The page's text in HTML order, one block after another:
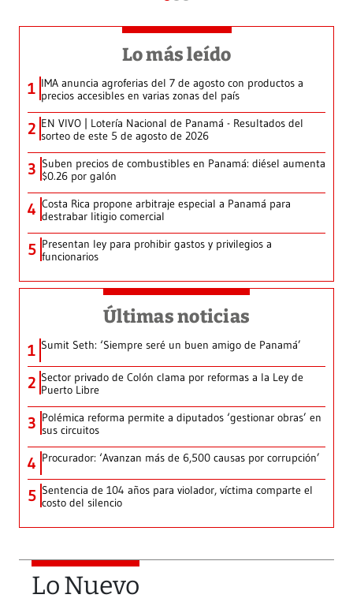
Lo más leído
1 IMA anuncia agroferias del 7 de agosto con productos a
precios accesibles en varias zonas del país
2 EN VIVO | Lotería Nacional de Panamá - Resultados del
sorteo de este 5 de agosto de 2026
3 Suben precios de combustibles en Panamá: diésel aumenta
$0.26 por galón
4 Costa Rica propone arbitraje especial a Panamá para
destrabar litigio comercial
5 Presentan ley para prohibir gastos y privilegios a
funcionarios
Últimas noticias
1 Sumit Seth: ‘Siempre seré un buen amigo de Panamá’
2 Sector privado de Colón clama por reformas a la Ley de
Puerto Libre
3 Polémica reforma permite a diputados ‘gestionar obras’ en
sus circuitos
4 Procurador: ‘Avanzan más de 6,500 causas por corrupción’
5 Sentencia de 104 años para violador, víctima comparte el
costo del silencio
Lo Nuevo